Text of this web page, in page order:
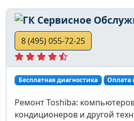
8 (495) 055-72-25
Бесплатная диагностика Оплата
Ремонт Toshiba:
кондиционеров и другой